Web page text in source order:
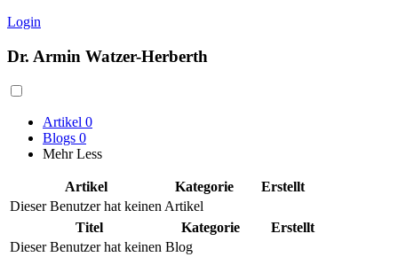
Login
Dr. Armin Watzer-Herberth
Artikel 0
Blogs 0
Mehr Less
Artikel Kategorie
Erstellt
Dieser Benutzer hat keinen Artikel
Titel
Kategorie
Erstellt
Dieser Benutzer hat keinen Blog